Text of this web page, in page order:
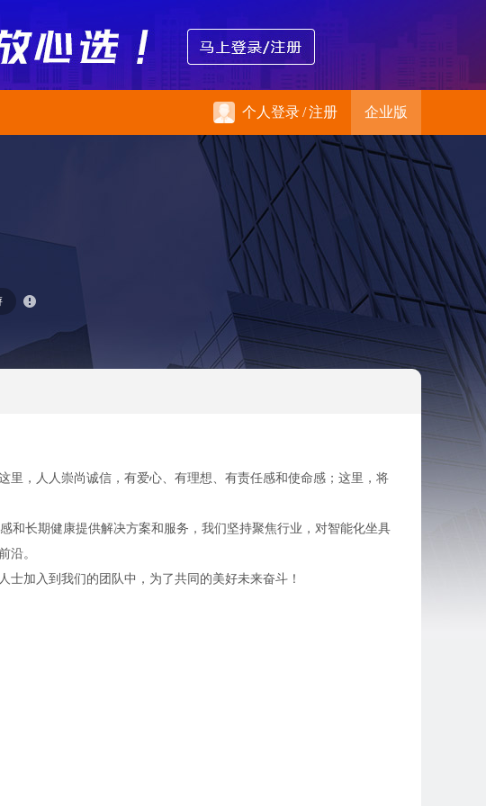
个人登录/注册 企业版
，人人崇尚诚信，有爱心、有理想、有责任感和使命感；这里，将
和长期健康提供解决方案和服务，我们坚持聚焦行业，对智能化坐具
沿。
加入到我们的团队中，为了共同的美好未来奋斗！